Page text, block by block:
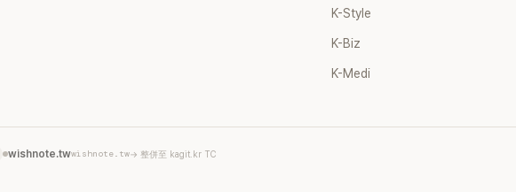
K-Style
K-Biz
K-Medi
wishnote.twwishnote.tw→ 整併至 kagit.kr TC